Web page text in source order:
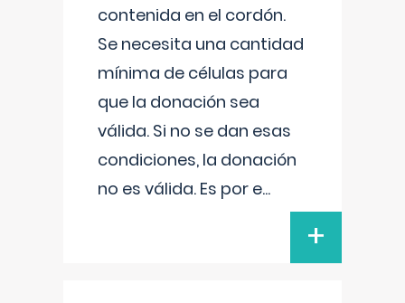
contenida en el cordón.
Se necesita una cantidad
mínima de células para
que la donación sea
válida. Si no se dan esas
condiciones, la donación
no es válida. Es por e...
+